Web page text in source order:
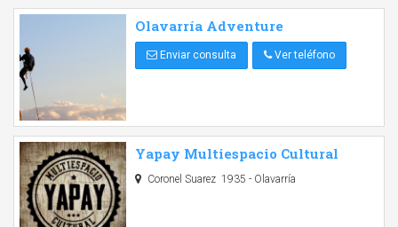
Olavarría Adventure
Enviar consulta Ver teléfono
Yapay Multiespacio Cultural
Coronel Suarez 1935 - Olavarría